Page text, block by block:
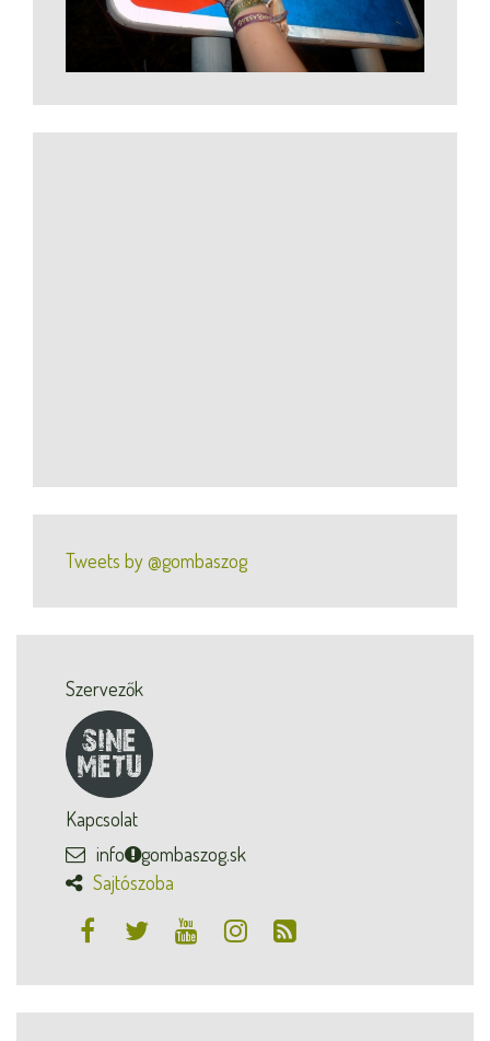
Tweets by @gombaszog
Szervezők
Kapcsolat
info
gombaszog.sk
Sajtószoba